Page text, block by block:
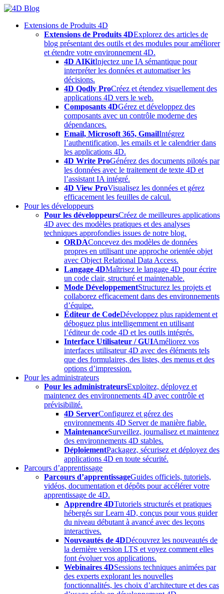
Skip
contentExtensions de Produits 4D
Extensions de Produits 4DExplorez des articles de
blog présentant des outils et des modules pour améliorer
et étendre votre environnement 4D.
4D AIKitInjectez une IA sémantique pour
interpréter les données et automatiser les
décisions.
4D Qodly ProCréez et étendez visuellement des
applications 4D vers le web.
Composants 4DGérez et développez des
composants avec un contrôle moderne des
dépendances.
Email, Microsoft 365, GmailIntégrez
l’authentification, les emails et le calendrier dans
les applications 4D.
4D Write ProGénérez des documents pilotés par
les données avec le traitement de texte 4D et
l’assistant IA intégré.
4D View ProVisualisez les données et gérez
efficacement les feuilles de calcul.
Pour les développeurs
Pour les développeursCréez de meilleures applications
4D avec des modèles pratiques et des analyses
techniques approfondies issues de notre blog.
ORDAConcevez des modèles de données
propres en utilisant une approche orientée objet
avec Object Relational Data Access.
Langage 4DMaîtrisez le langage 4D pour écrire
un code clair, structuré et maintenable.
Mode DéveloppementStructurez les projets et
collaborez efficacement dans des environnements
d’équipe.
Éditeur de CodeDéveloppez plus rapidement et
déboguez plus intelligemment en utilisant
l’éditeur de code 4D et les outils intégrés.
Interface Utilisateur / GUIAméliorez vos
interfaces utilisateur 4D avec des éléments tels
que des formulaires, des listes, des menus et des
options d’impression.
Pour les administrateurs
Pour les administrateursExploitez, déployez et
maintenez des environnements 4D avec contrôle et
prévisibilité.
4D ServerConfigurez et gérez des
environnements 4D Server de manière fiable.
MaintenanceSurveillez, journalisez et maintenez
des environnements 4D stables.
DéploiementPackagez, sécurisez et déployez des
applications 4D en toute sécurité.
Parcours d’apprentissage
Parcours d’apprentissageGuides officiels, tutoriels,
vidéos, documentation et dépôts pour accélérer votre
apprentissage de 4D.
Apprendre 4DTutoriels structurés et pratiques
hébergés sur Learn 4D, conçus pour vous guider
du niveau débutant à avancé avec des leçons
interactives.
Nouveautés de 4DDécouvrez les nouveautés de
la dernière version LTS et voyez comment elles
font évoluer vos applications.
Webinaires 4DSessions techniques animées par
des experts explorant les nouvelles
fonctionnalités, les choix d’architecture et des cas